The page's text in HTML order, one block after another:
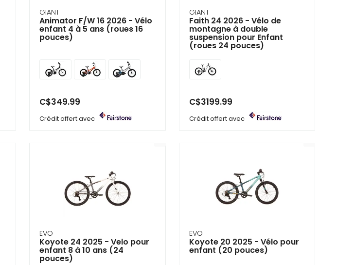
GIANT
Animator F/W 16 2026 - Vélo
enfant 4 à 5 ans (roues 16
pouces)
C$349.99
Crédit offert avec
GIANT
Faith 24 2026 - Vélo de
montagne à double
suspension pour Enfant
(roues 24 pouces)
C$3199.99
Crédit offert avec
EVO
Koyote 24 2025 - Velo pour
enfant 8 à 10 ans (24
pouces)
EVO
Koyote 20 2025 - Vélo pour
enfant (20 pouces)